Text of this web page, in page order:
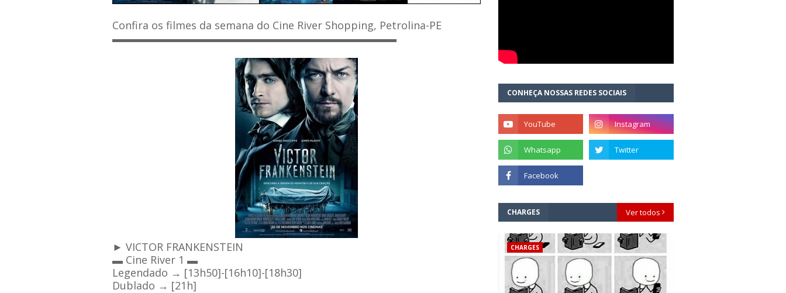
Confira os filmes da semana do Cine River Shopping, Petrolina-PE
▬▬▬▬▬▬▬▬▬▬▬▬▬▬▬▬▬▬▬▬▬▬▬▬▬▬▬
► VICTOR FRANKENSTEIN
▬ Cine River 1 ▬
Legendado → [13h50]-[16h10]-[18h30]
Dublado → [21h]
CONHEÇA NOSSAS REDES SOCIAIS
CHARGES Ver todos
CHARGES